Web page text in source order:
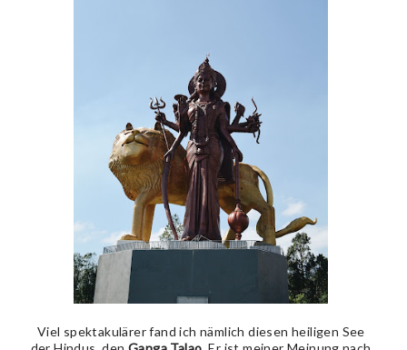
Viel spektakulärer fand ich nämlich diesen heiligen See